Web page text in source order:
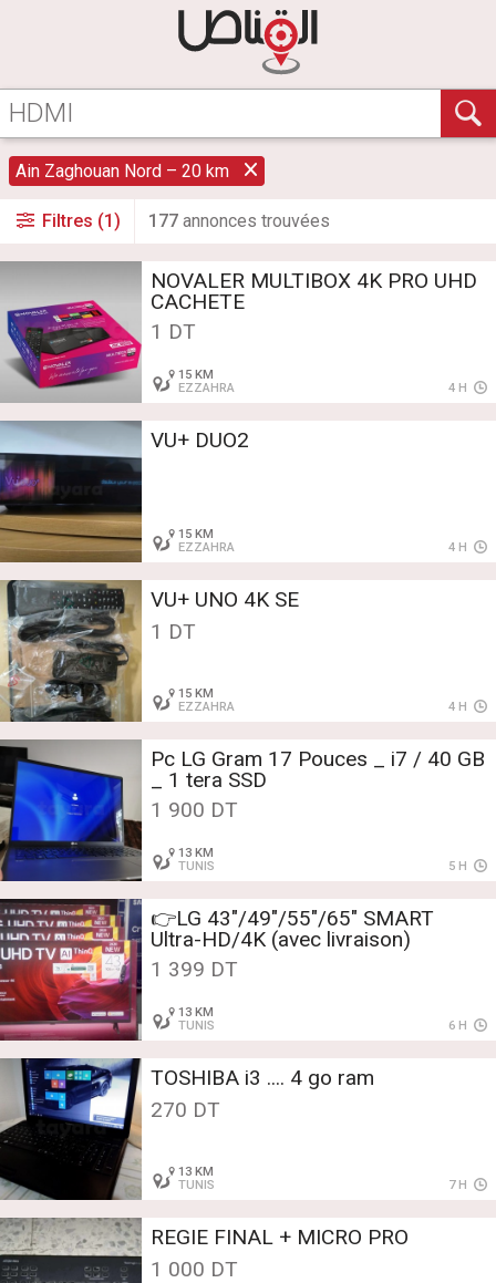
Ain Zaghouan Nord – 20 km
Filtres (1) 177 annonces trouvées
NOVALER MULTIBOX 4K PRO UHD
CACHETE
1 DT
15 KM
EZZAHRA
4 H
VU+ DUO2
15 KM
EZZAHRA
4 H
VU+ UNO 4K SE
1 DT
15 KM
EZZAHRA
4 H
Pc LG Gram 17 Pouces _ i7 / 40 GB
_ 1 tera SSD
1 900 DT
13 KM
TUNIS
5 H
👉LG 43"/49"/55"/65" SMART
Ultra-HD/4K (avec livraison)
1 399 DT
13 KM
TUNIS
6 H
TOSHIBA i3 .... 4 go ram
270 DT
13 KM
TUNIS
7 H
REGIE FINAL + MICRO PRO
1 000 DT